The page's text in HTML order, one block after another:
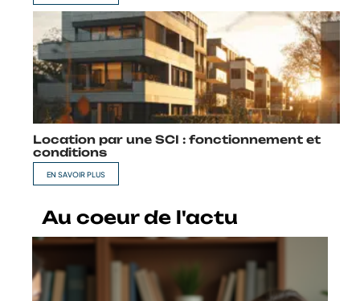
Location par une SCI : fonctionnement et
conditions
EN SAVOIR PLUS
Au coeur de l'actu